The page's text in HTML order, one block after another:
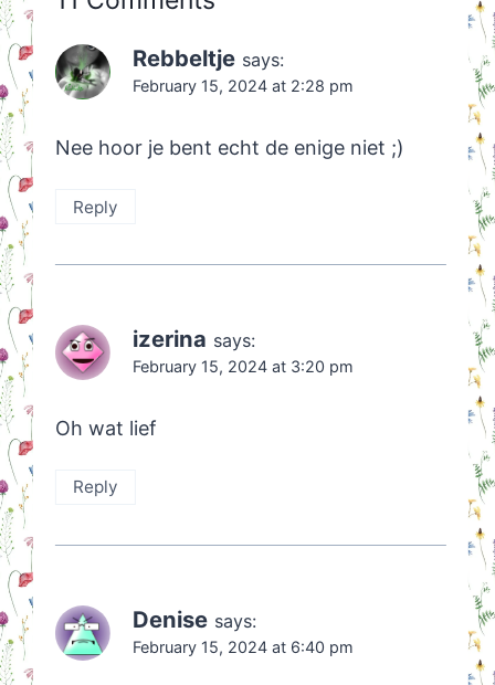
Rebbeltje says:
February 15, 2024 at 2:28 pm
Nee hoor je bent echt de enige niet ;)
Reply
izerina says:
February 15, 2024 at 3:20 pm
Oh wat lief
Reply
Denise says:
February 15, 2024 at 6:40 pm